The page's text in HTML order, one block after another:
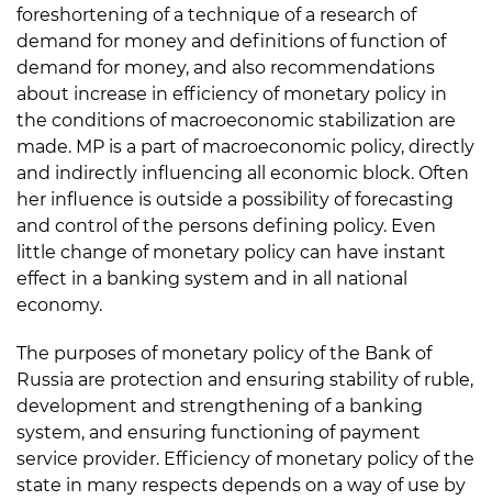
foreshortening of a technique of a research of
demand for money and definitions of function of
demand for money, and also recommendations
about increase in efficiency of monetary policy in
the conditions of macroeconomic stabilization are
made. MP is a part of macroeconomic policy, directly
and indirectly influencing all economic block. Often
her influence is outside a possibility of forecasting
and control of the persons defining policy. Even
little change of monetary policy can have instant
effect in a banking system and in all national
economy.
The purposes of monetary policy of the Bank of
Russia are protection and ensuring stability of ruble,
development and strengthening of a banking
system, and ensuring functioning of payment
service provider. Efficiency of monetary policy of the
state in many respects depends on a way of use by